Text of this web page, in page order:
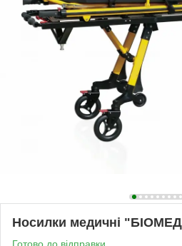
Носилки медичні
Готово до відправки